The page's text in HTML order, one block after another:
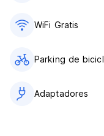
WiFi Gratis
Parking de
Adaptadores